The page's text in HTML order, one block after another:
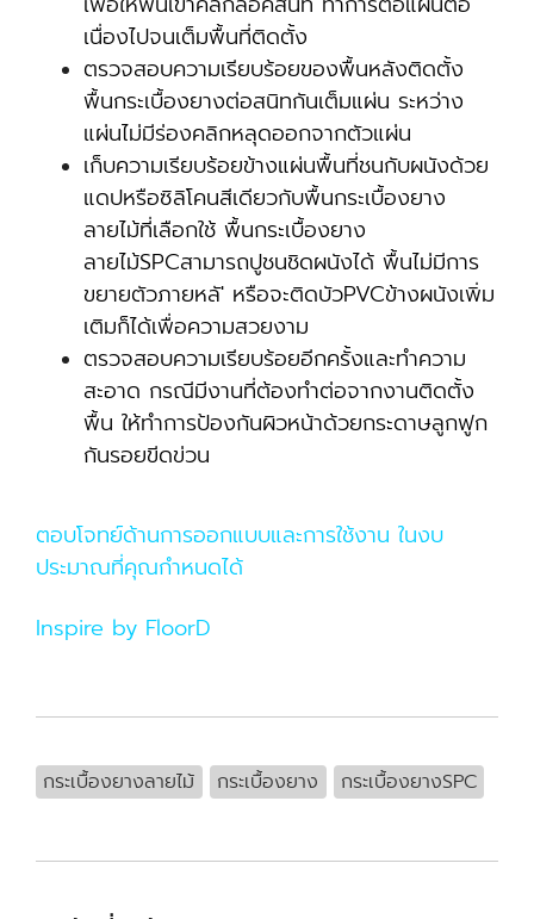
เนื่องไปจนเต็มพื้นที่ติดตั้ง
ตรวจสอบความเรียบร้อยของพื้นหลังติดตั้ง
พื้นกระเบื้องยางต่อสนิทกันเต็มแผ่น ระหว่าง
แผ่นไม่มีร่องคลิกหลุดออกจากตัวแผ่น
เก็บความเรียบร้อยข้างแผ่นพื้นที่ชนกับผนังด้วย
แดปหรือซิลิโคนสีเดียวกับพื้นกระเบื้องยาง
ลายไม้ที่เลือกใช้ พื้นกระเบื้องยาง
ลายไม้SPCสามารถปูชนชิดผนังได้ พื้นไม่มีการ
ขยายตัวภายหลั' หรือจะติดบัวPVCข้างผนังเพิ่ม
เติมก็ได้เพื่อความสวยงาม
ตรวจสอบความเรียบร้อยอีกครั้งและทำความ
สะอาด กรณีมีงานที่ต้องทำต่อจากงานติดตั้ง
พื้น ให้ทำการป้องกันผิวหน้าด้วยกระดาษลูกฟูก
กันรอยขีดข่วน
ตอบโจทย์ด้านการออกแบบและการใช้งาน ในงบ
ประมาณที่คุณกำหนดได้
Inspire by FloorD
กระเบื้องยางลายไม้ กระเบื้องยาง กระเบื้องยางSPC